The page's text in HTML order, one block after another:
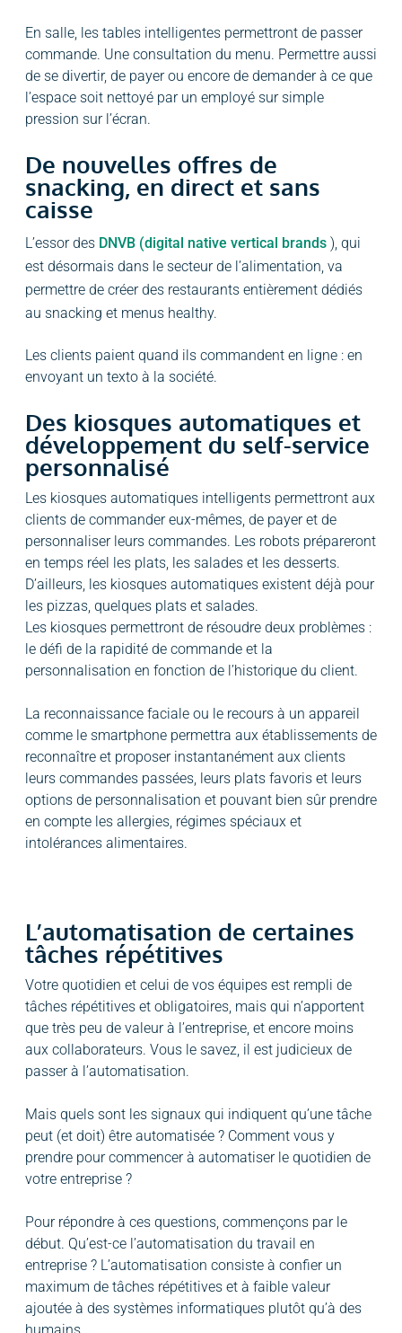
En salle, les tables intelligentes permettront de passer
commande. Une consultation du menu. Permettre aussi
de se divertir, de payer ou encore de demander à ce que
l’espace soit nettoyé par un employé sur simple
pression sur l’écran.
De nouvelles offres de
snacking, en direct et sans
caisse
L’essor des DNVB (digital native vertical brands ), qui
est désormais dans le secteur de l’alimentation, va
permettre de créer des restaurants entièrement dédiés
au snacking et menus healthy.
Les clients paient quand ils commandent en ligne : en
envoyant un texto à la société.
Des kiosques automatiques et
développement du self-service
personnalisé
Les kiosques automatiques intelligents permettront aux
clients de commander eux-mêmes, de payer et de
personnaliser leurs commandes. Les robots prépareront
en temps réel les plats, les salades et les desserts.
D’ailleurs, les kiosques automatiques existent déjà pour
les pizzas, quelques plats et salades.
Les kiosques permettront de résoudre deux problèmes :
le défi de la rapidité de commande et la
personnalisation en fonction de l’historique du client.
La reconnaissance faciale ou le recours à un appareil
comme le smartphone permettra aux établissements de
reconnaître et proposer instantanément aux clients
leurs commandes passées, leurs plats favoris et leurs
options de personnalisation et pouvant bien sûr prendre
en compte les allergies, régimes spéciaux et
intolérances alimentaires.
L’automatisation de certaines
tâches répétitives
Votre quotidien et celui de vos équipes est rempli de
tâches répétitives et obligatoires, mais qui n’apportent
que très peu de valeur à l’entreprise, et encore moins
aux collaborateurs. Vous le savez, il est judicieux de
passer à l’automatisation.
Mais quels sont les signaux qui indiquent qu’une tâche
peut (et doit) être automatisée ? Comment vous y
prendre pour commencer à automatiser le quotidien de
votre entreprise ?
Pour répondre à ces questions, commençons par le
début. Qu’est-ce l’automatisation du travail en
entreprise ? L’automatisation consiste à confier un
maximum de tâches répétitives et à faible valeur
ajoutée à des systèmes informatiques plutôt qu’à des